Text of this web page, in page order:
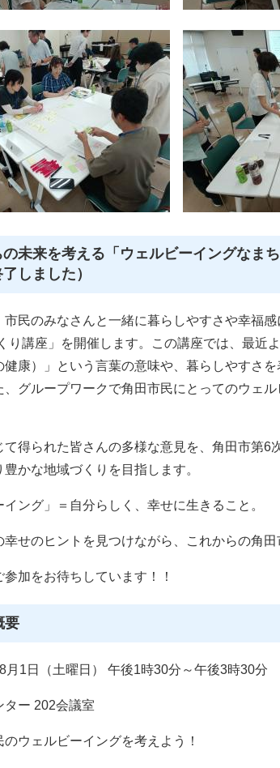
の未来を考える「ウェルビーイングなま
しました）
民のみなさんと一緒に暮らしやすさや幸福感
り講座」を開催します。この講座では、最近
健康）」という言葉の意味や、暮らしやすさ
、グループワークで角田市民にとってのウェ
得られた皆さんの多様な意見を、角田市第6
かな地域づくりを目指します。
ング」＝自分らしく、幸せに生きること。
せのヒントを見つけながら、これからの角田
加をお待ちしています！！
要
月1日（土曜日） 午後1時30分～午後3時30分
ター 202会議室
ウェルビーイングを考えよう！